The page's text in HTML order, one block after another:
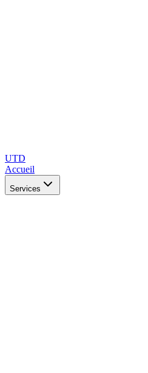
UTD
Accueil
Services